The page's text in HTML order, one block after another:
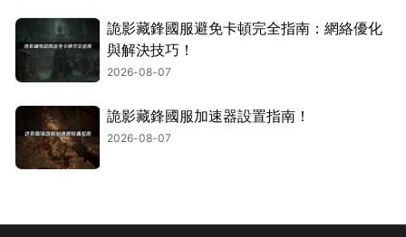
詭影藏鋒國服避免卡頓完全指南：網絡優化
與解決技巧！
2026-08-07
詭影藏鋒國服加速器設置指南！
2026-08-07